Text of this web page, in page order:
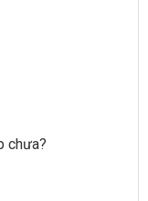
chưa?